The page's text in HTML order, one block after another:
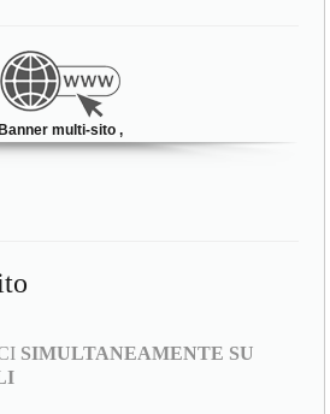
Banner multi-sito ,
SIMULTANEAMENTE SU